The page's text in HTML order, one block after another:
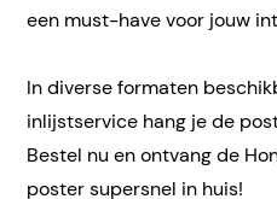
een must-have voor jouw
In diverse formaten
inlijstservice hang je de
Bestel nu en ontvang de
poster supersnel in huis!